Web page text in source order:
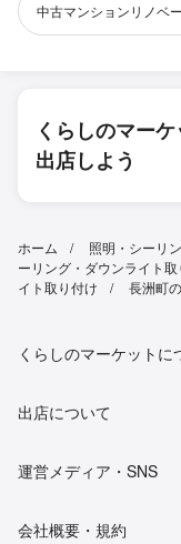
中古マンションリノベ
くらしのマー
出店しよう
ホーム 照明・シーリ
ーリング・ダウンライト取
イト取り付け
長洲町
くらしのマーケットに
出店について
運営メディア・SNS
会社概要・規約